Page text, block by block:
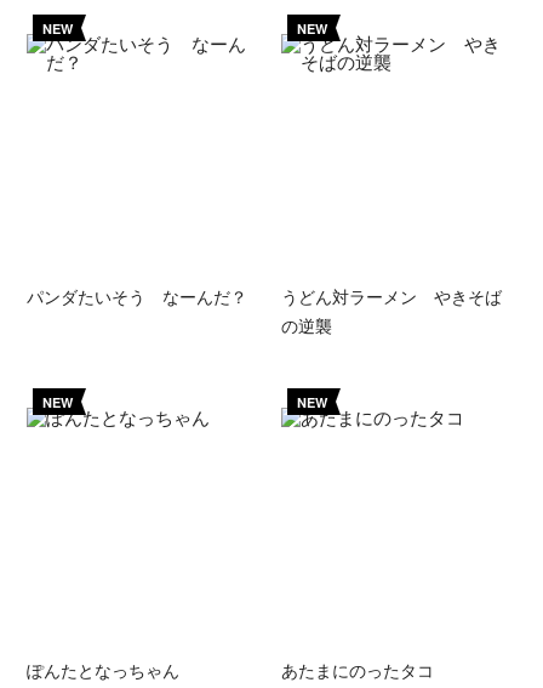
NEW
パンダたいそう なーんだ？
NEW
うどん対ラーメン やきそば
の逆襲
NEW
ぽんたとなっちゃん
NEW
あたまにのったタコ